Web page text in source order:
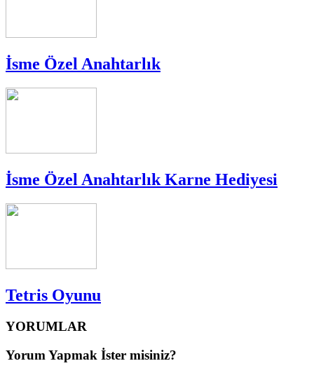
İsme Özel Anahtarlık
İsme Özel Anahtarlık Karne Hediyesi
Tetris Oyunu
YORUMLAR
Yorum Yapmak İster misiniz?